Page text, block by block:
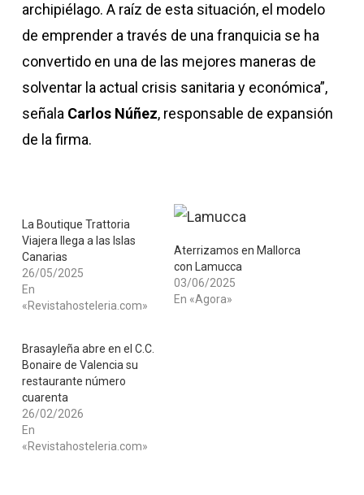
archipiélago. A raíz de esta situación, el modelo
de emprender a través de una franquicia se ha
convertido en una de las mejores maneras de
solventar la actual crisis sanitaria y económica”,
señala Carlos Núñez, responsable de expansión
de la firma.
La Boutique Trattoria
Viajera llega a las Islas
Canarias
26/05/2025
En
«Revistahosteleria.com»
Aterrizamos en Mallorca
con Lamucca
03/06/2025
En «Agora»
Brasayleña abre en el C.C.
Bonaire de Valencia su
restaurante número
cuarenta
26/02/2026
En
«Revistahosteleria.com»